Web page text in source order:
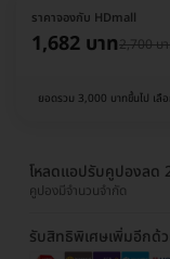
ราคาจองกับ HDmall
1,682 บาท2,700 บ
ยอดรวม 3,000 บาทขึ้นไป เลื
โหลดแอปรับคูปองลด
คูปองมีจำนวนจำกัด
รับสิทธิพิเศษเพิ่มอีกด้